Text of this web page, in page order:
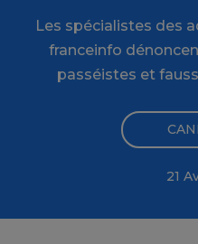
Les spécialistes des
franceinfo
passéistes et
21